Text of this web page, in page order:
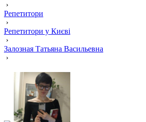
›
Репетитори
›
Репетитори у Києві
›
Залозная Татьяна Васильевна
›